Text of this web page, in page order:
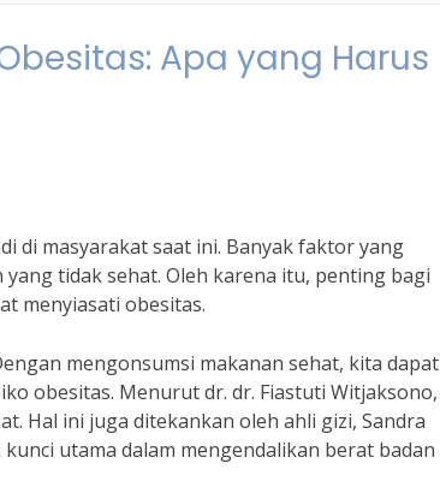
Apa yang Harus
di masyarakat saat ini. Banyak faktor yang
tidak sehat. Oleh karena itu, penting bagi
menyiasati obesitas.
mengonsumsi makanan sehat, kita dapat
obesitas. Menurut dr. dr. Fiastuti Witjaksono,
Hal ini juga ditekankan oleh ahli gizi, Sandra
utama dalam mengendalikan berat badan